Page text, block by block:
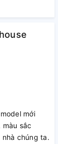
mới
màu sắc
chúng ta.